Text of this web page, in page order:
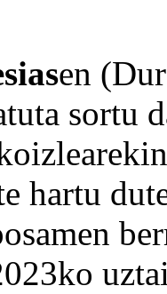
en
sortu
hartu